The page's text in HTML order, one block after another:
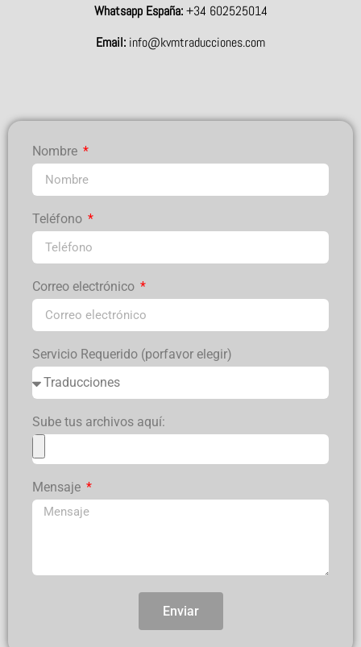
Whatsapp España:+34 602525014
Email: info@kvmtraducciones.com
Nombre
Teléfono
Correo electrónico
Servicio Requerido (porfavor elegir)
Sube tus archivos aquí:
Mensaje
Enviar